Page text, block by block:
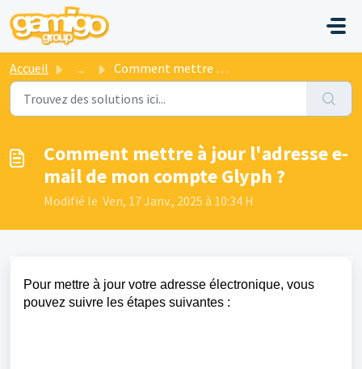
Passer au contenu principal
Accueil ... Comment mettre à jour l'adresse e-mail de mon compte ...
Comment mettre à jour l'adresse e-
mail de mon compte Glyph ?
Modifié le Ven, 17 Janv., 2025 à 10:34 H
Pour mettre à jour votre adresse électronique, vous
pouvez suivre les étapes suivantes :